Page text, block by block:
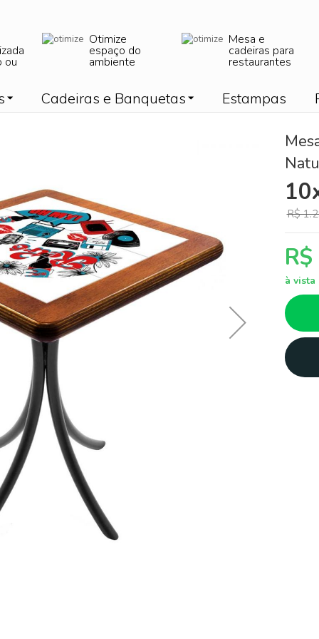
ou
Otimize
espaço do
ambiente
Mesa e
cadeiras para
restaurantes
Cadeiras e Banquetas Estampas
R$
à